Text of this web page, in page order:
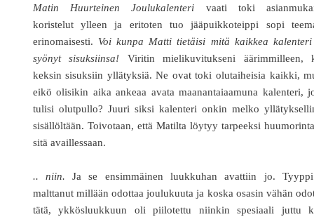
Matin Huurteinen Joulukalenteri vaati toki
koristelut ylleen ja eritoten tuo jääpuikkoteippi sopi
erinomaisesti. Voi kunpa Matti tietäisi mitä kaikkea
syönyt sisuksiinsa! Viritin mielikuvitukseni äärimmilleen,
keksin sisuksiin yllätyksiä. Ne ovat toki olutaiheisia kaikki,
eikö olisikin aika ankeaa avata maanantaiaamuna kalenteri,
tulisi olutpullo? Juuri siksi kalenteri onkin melko
sisällöltään. Toivotaan, että Matilta löytyy tarpeeksi
sitä availlessaan.
.. niin. Ja se ensimmäinen luukkuhan avattiin jo.
malttanut millään odottaa joulukuuta ja koska osasin vähän
tätä, ykkösluukkuun oli piilotettu niinkin spesiaali juttu